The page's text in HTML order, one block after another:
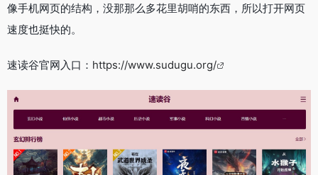
像手机网页的结构，没那那么多花里胡哨的东西，所以打开网页
速度也挺快的。
速读谷官网入口： https://www.sudugu.org/